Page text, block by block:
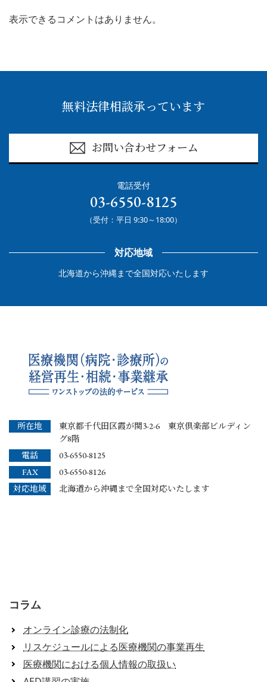
表示できるコメントはありません。
無料法律相談承っています
お問い合わせフォーム
電話受付
03-6550-8125
（受付：平日 9:30～18:00）
対応地域
北海道から沖縄まで全国対応いたします
所在地
東京都千代田区霞が関3-2-6 東京倶楽部ビルディン
グ8階
電話
03-6550-8125
FAX
03-6550-8126
対応地域
北海道から沖縄まで全国対応いたします
コラム
オンライン診療の法制化
リスケジュールによる医療機関の事業再生
医療機関における個人情報の取扱い